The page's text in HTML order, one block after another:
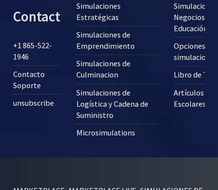
Contact
+1 865-522-
1946
Contacto
Soporte
unsubscribe
Simulaciones
Estratégicas
Simulaciones de
Emprendimiento
Simulaciones de
Culminacion
Simulaciones de
Logística y Cadena de
Suministro
Microsimulations
Negocios en
Educación?
Opciones
simulaciones
Libro de
Artículos
Escolares